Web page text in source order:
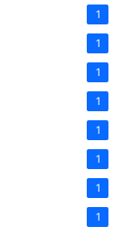
1
1
1
1
1
1
1
1